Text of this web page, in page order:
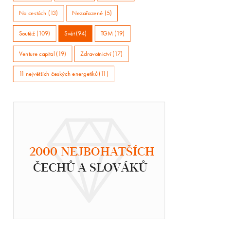
Na cestách (13) Nezařazené (5)
Soutěž (109) Svět (94) TGM (19)
Venture capital (19) Zdravotnictví (17)
11 největších českých energetiků (11)
2000 NEJBOHATŠÍCH
ČECHŮ A SLOVÁKŮ